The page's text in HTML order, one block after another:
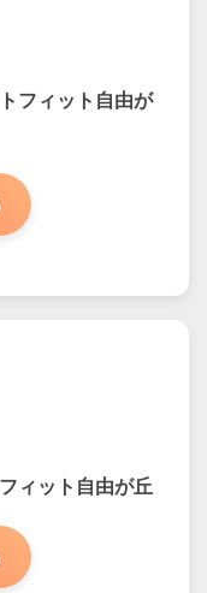
フィット自由が
ィット自由が丘